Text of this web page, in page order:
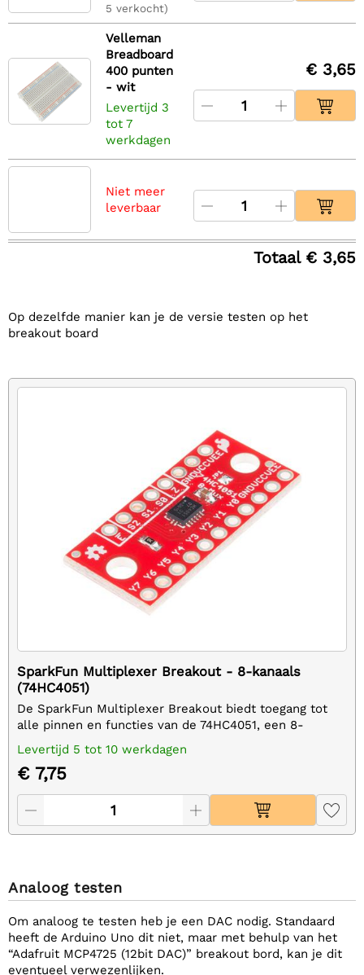
5 verkocht)
Velleman
Breadboard
400 punten
- wit
Levertijd 3
tot 7
werkdagen
€ 3,65
Niet meer
leverbaar
Totaal € 3,65
Op dezelfde manier kan je de versie testen op het
breakout board
SparkFun Multiplexer Breakout - 8-kanaals
(74HC4051)
De SparkFun Multiplexer Breakout biedt toegang tot
alle pinnen en functies van de 74HC4051, een 8-
kanaals analoge multiplexer / demultiplexer.
Levertijd 5 tot 10 werkdagen
€ 7,75
Analoog testen
Om analoog te testen heb je een DAC nodig. Standaard
heeft de Arduino Uno dit niet, maar met behulp van het
“Adafruit MCP4725 (12bit DAC)” breakout bord, kan je dit
eventueel verwezenlijken.